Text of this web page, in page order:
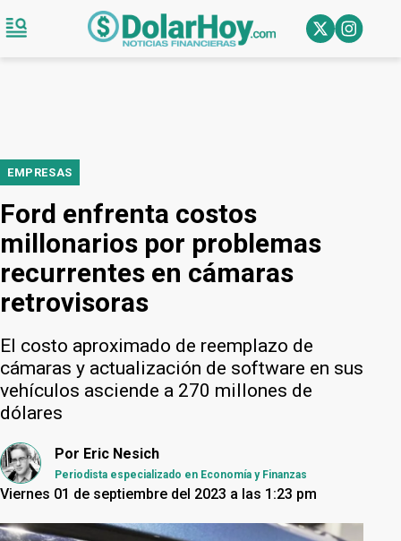
EMPRESAS
Ford enfrenta costos
millonarios por problemas
recurrentes en cámaras
retrovisoras
El costo aproximado de reemplazo de
cámaras y actualización de software en sus
vehículos asciende a 270 millones de
dólares
Por Eric Nesich
Periodista especializado en Economía y Finanzas
Viernes 01 de septiembre del 2023 a las 1:23 pm